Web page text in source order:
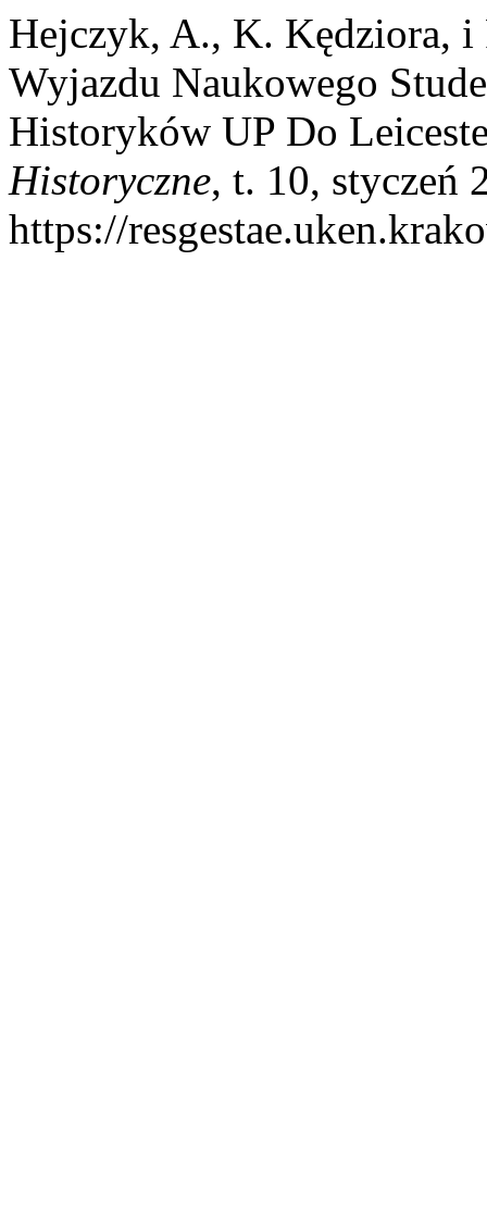
Hejczyk, A., K. Kędziora, i
Wyjazdu Naukowego
Historyków UP Do
Historyczne, t. 10, styczeń
https://